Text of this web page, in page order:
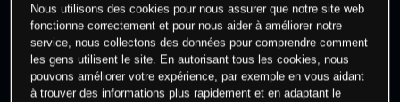
0% des clients ont une position àsur
cet actif
Nous utilisons des cookies pour nous assurer que notre site web
fonctionne correctement et pour nous aider à améliorer notre
service, nous collectons des données pour comprendre comment
les gens utilisent le site. En autorisant tous les cookies, nous
pouvons améliorer votre expérience, par exemple en vous aidant
à trouver des informations plus rapidement et en adaptant le